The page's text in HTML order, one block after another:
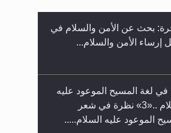
توزيع الشهادات في الجامعة
بنيجيريا لعام 2025
بحث عن الأمن والسلام في
إرساء الأمن والسلام...
في لغة المسيح الموعود عليه
السلام ..«3» نظرة في شعر
الموعود عليه السلام.....